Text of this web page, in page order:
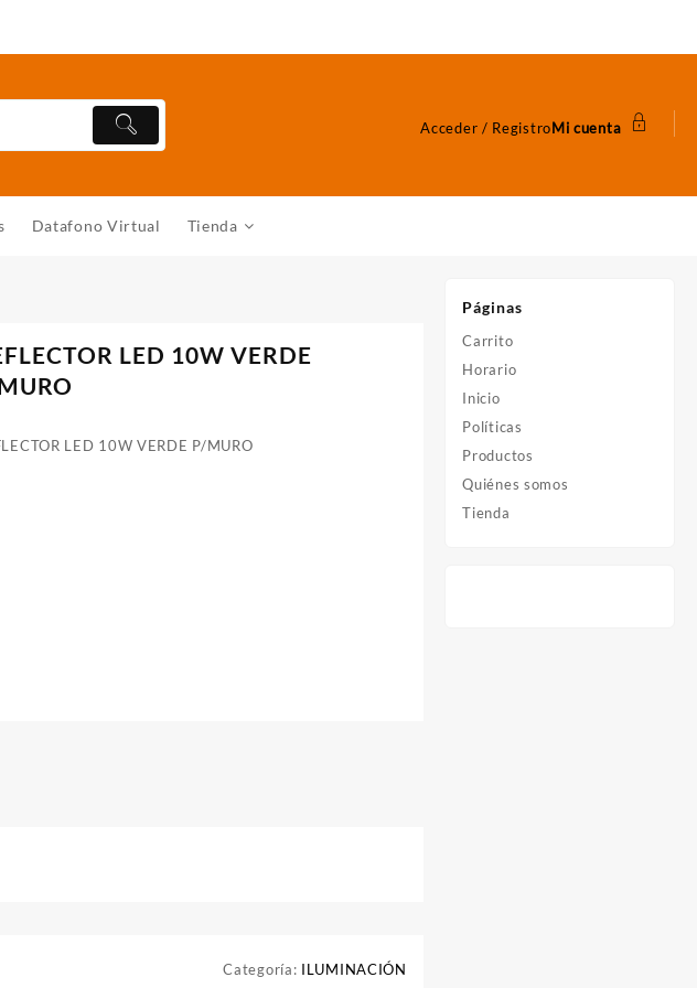
Acceder / RegistroMi cuenta
Datafono Virtual Tienda
LED 10W VERDE
LED 10W VERDE P/MURO
Categoría: ILUMINACIÓN
Páginas
Carrito
Horario
Inicio
Políticas
Productos
Quiénes somos
Tienda